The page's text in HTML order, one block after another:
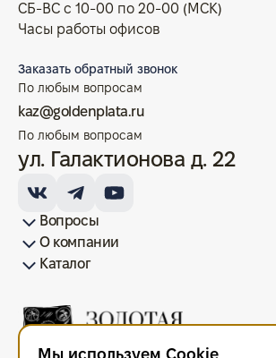
Вопросы
Как купить/продать
Условия оплаты
Условия доставки
Гарантия на товар
Возврат монет
Карта сайта
О компании
Франшиза
История
Вопрос-ответ
Отзывы
Лицензии и документы
Контакты офисов
Новости
БлогКаталог
СБ-ВС с 10-00 по 20-00 (МСК)
Часы работы офисов
Заказать обратный звонок
По любым вопросам
kaz@goldenplata.ru
По любым вопросам
ул. Галактионова д. 22
Мы используем Cookie